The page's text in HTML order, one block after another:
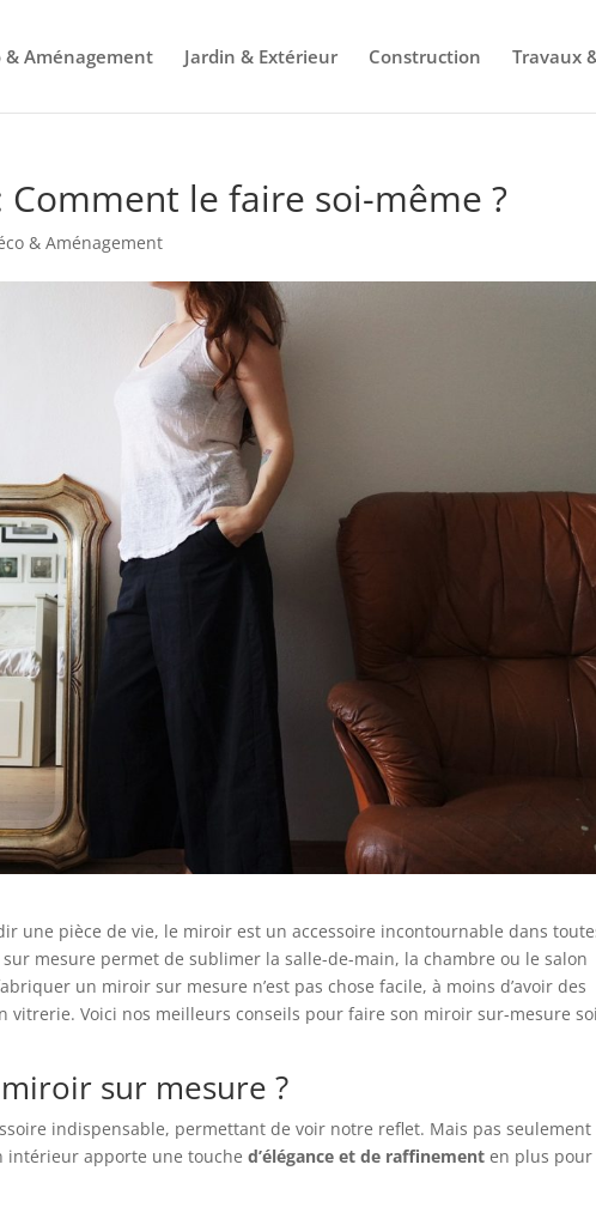
& Aménagement Jardin & Extérieur Construction Travaux
le faire soi-même ?
& Aménagement
une pièce de vie, le miroir est un accessoire incontournable dans
mesure permet de sublimer la salle-de-main, la chambre ou le salon
un miroir sur mesure n’est pas chose facile, à moins d’avoir des
vitrerie. Voici nos meilleurs conseils pour faire son miroir sur-mesure
sur mesure ?
indispensable, permettant de voir notre reflet. Mais pas seulement
intérieur apporte une touched’élégance et de raffinementen plus pour